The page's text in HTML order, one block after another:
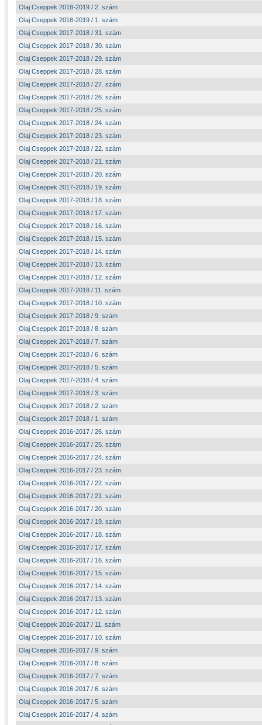
Olaj Cseppek 2018-2019 / 2. szám
Olaj Cseppek 2018-2019 / 1. szám
Olaj Cseppek 2017-2018 / 31. szám
Olaj Cseppek 2017-2018 / 30. szám
Olaj Cseppek 2017-2018 / 29. szám
Olaj Cseppek 2017-2018 / 28. szám
Olaj Cseppek 2017-2018 / 27. szám
Olaj Cseppek 2017-2018 / 26. szám
Olaj Cseppek 2017-2018 / 25. szám
Olaj Cseppek 2017-2018 / 24. szám
Olaj Cseppek 2017-2018 / 23. szám
Olaj Cseppek 2017-2018 / 22. szám
Olaj Cseppek 2017-2018 / 21. szám
Olaj Cseppek 2017-2018 / 20. szám
Olaj Cseppek 2017-2018 / 19. szám
Olaj Cseppek 2017-2018 / 18. szám
Olaj Cseppek 2017-2018 / 17. szám
Olaj Cseppek 2017-2018 / 16. szám
Olaj Cseppek 2017-2018 / 15. szám
Olaj Cseppek 2017-2018 / 14. szám
Olaj Cseppek 2017-2018 / 13. szám
Olaj Cseppek 2017-2018 / 12. szám
Olaj Cseppek 2017-2018 / 11. szám
Olaj Cseppek 2017-2018 / 10. szám
Olaj Cseppek 2017-2018 / 9. szám
Olaj Cseppek 2017-2018 / 8. szám
Olaj Cseppek 2017-2018 / 7. szám
Olaj Cseppek 2017-2018 / 6. szám
Olaj Cseppek 2017-2018 / 5. szám
Olaj Cseppek 2017-2018 / 4. szám
Olaj Cseppek 2017-2018 / 3. szám
Olaj Cseppek 2017-2018 / 2. szám
Olaj Cseppek 2017-2018 / 1. szám
Olaj Cseppek 2016-2017 / 26. szám
Olaj Cseppek 2016-2017 / 25. szám
Olaj Cseppek 2016-2017 / 24. szám
Olaj Cseppek 2016-2017 / 23. szám
Olaj Cseppek 2016-2017 / 22. szám
Olaj Cseppek 2016-2017 / 21. szám
Olaj Cseppek 2016-2017 / 20. szám
Olaj Cseppek 2016-2017 / 19. szám
Olaj Cseppek 2016-2017 / 18. szám
Olaj Cseppek 2016-2017 / 17. szám
Olaj Cseppek 2016-2017 / 16. szám
Olaj Cseppek 2016-2017 / 15. szám
Olaj Cseppek 2016-2017 / 14. szám
Olaj Cseppek 2016-2017 / 13. szám
Olaj Cseppek 2016-2017 / 12. szám
Olaj Cseppek 2016-2017 / 11. szám
Olaj Cseppek 2016-2017 / 10. szám
Olaj Cseppek 2016-2017 / 9. szám
Olaj Cseppek 2016-2017 / 8. szám
Olaj Cseppek 2016-2017 / 7. szám
Olaj Cseppek 2016-2017 / 6. szám
Olaj Cseppek 2016-2017 / 5. szám
Olaj Cseppek 2016-2017 / 4. szám